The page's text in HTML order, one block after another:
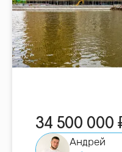
34 500 000
Андрей